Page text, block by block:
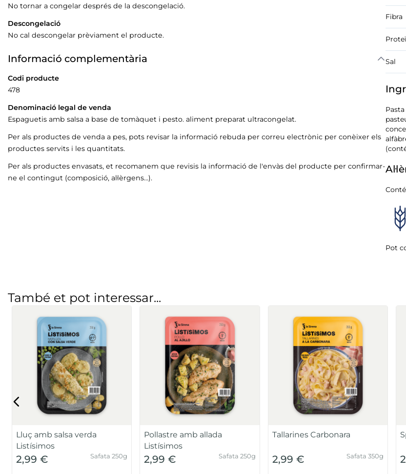
No tornar a congelar després de la descongelació.
Descongelació
No cal descongelar prèviament el producte.
Informació complementària
Codi producte
478
Denominació legal de venda
Espaguetis amb salsa a base de tomàquet i pesto. aliment preparat ultracongelat.
Per als productes de venda a pes, pots revisar la informació rebuda per correu electrònic per conèixer els
productes servits i les quantitats.
Per als productes envasats, et recomanem que revisis la informació de l'envàs del producte per confirmar-
ne el contingut (composició, al·lèrgens…).
Fibra
Sal
Pot
També et pot interessar...
Lluç amb salsa verda
Listísimos
2,99 € Safata 250g
Pollastre amb allada
Listísimos
2,99 € Safata 250g
Tallarines Carbonara
2,99 € Safata 350g